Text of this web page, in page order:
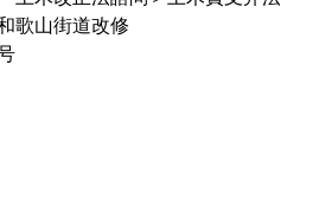
歌山街道改修